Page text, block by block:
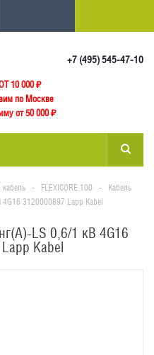
+7 (495) 545-47-10
10 000₽
по Москве
от 50 000 ₽
кабель - FLEXICORE 100 -
Кабель
4G16 3120000897 Lapp Kabel
LS 0,6/1 кВ 4G16
Kabel